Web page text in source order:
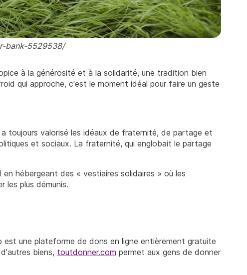
bank-5529538/
à la générosité et à la solidarité, une tradition bien
qui approche, c'est le moment idéal pour faire un geste
toujours valorisé les idéaux de fraternité, de partage et
et sociaux. La fraternité, qui englobait le partage
hébergeant des « vestiaires solidaires » où les
les plus démunis.
est une plateforme de dons en ligne entièrement gratuite
biens, toutdonner.com permet aux gens de donner